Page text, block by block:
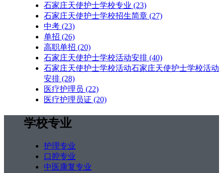
石家庄天使护士学校专业 (23)
石家庄天使护士学校招生简章 (27)
中考 (23)
单招 (26)
高职单招 (20)
石家庄天使护士学校活动安排 (40)
石家庄天使护士学校活动石家庄天使护士学校活动
安排 (28)
医疗护理员 (22)
医疗护理员证 (20)
学校专业
护理专业
口腔专业
中医康复专业